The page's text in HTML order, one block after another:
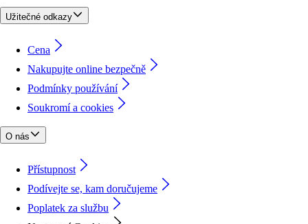
Užitečné odkazy
Cena
Nakupujte online bezpečně
Podmínky používání
Soukromí a cookies
O nás
Přístupnost
Podívejte se, kam doručujeme
Poplatek za službu